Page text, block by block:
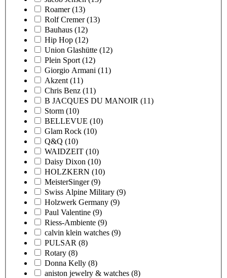
Roamer (13)
Rolf Cremer (13)
Bauhaus (12)
Hip Hop (12)
Union Glashütte (12)
Plein Sport (12)
Giorgio Armani (11)
Akzent (11)
Chris Benz (11)
B JACQUES DU MANOIR (11)
Storm (10)
BELLEVUE (10)
Glam Rock (10)
Q&Q (10)
WAIDZEIT (10)
Daisy Dixon (10)
HOLZKERN (10)
MeisterSinger (9)
Swiss Alpine Military (9)
Holzwerk Germany (9)
Paul Valentine (9)
Riess-Ambiente (9)
calvin klein watches (9)
PULSAR (8)
Rotary (8)
Donna Kelly (8)
aniston jewelry & watches (8)